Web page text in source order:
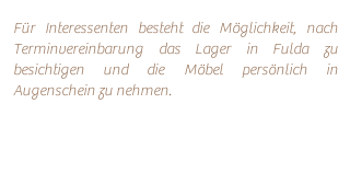
Für Interessenten besteht die Möglichkeit, nach
Terminvereinbarung das Lager in Fulda zu
besichtigen und die Möbel persönlich in
Augenschein zu nehmen.